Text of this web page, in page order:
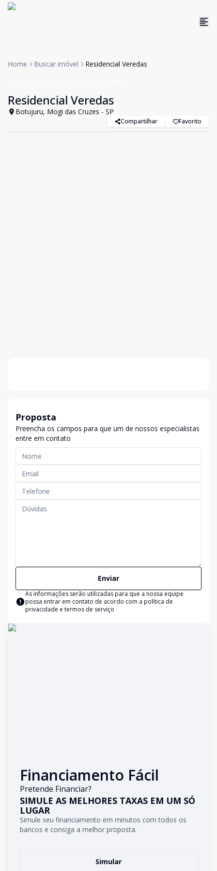
Home Buscar imóvel Residencial Veredas
Residencial Veredas
Botujuru, Mogi das Cruzes - SP
Compartilhar Favorito
Proposta
Preencha os campos para que um de nossos especialistas
entre em contato
Enviar
As informações serão utilizadas para que a nossa equipe
possa entrar em contato de acordo com a política de
privacidade e termos de serviço
Financiamento Fácil
Pretende Financiar?
SIMULE AS MELHORES TAXAS EM UM SÓ
LUGAR
Simule seu financiamento em minutos com todos os
bancos e consiga a melhor proposta.
Simular